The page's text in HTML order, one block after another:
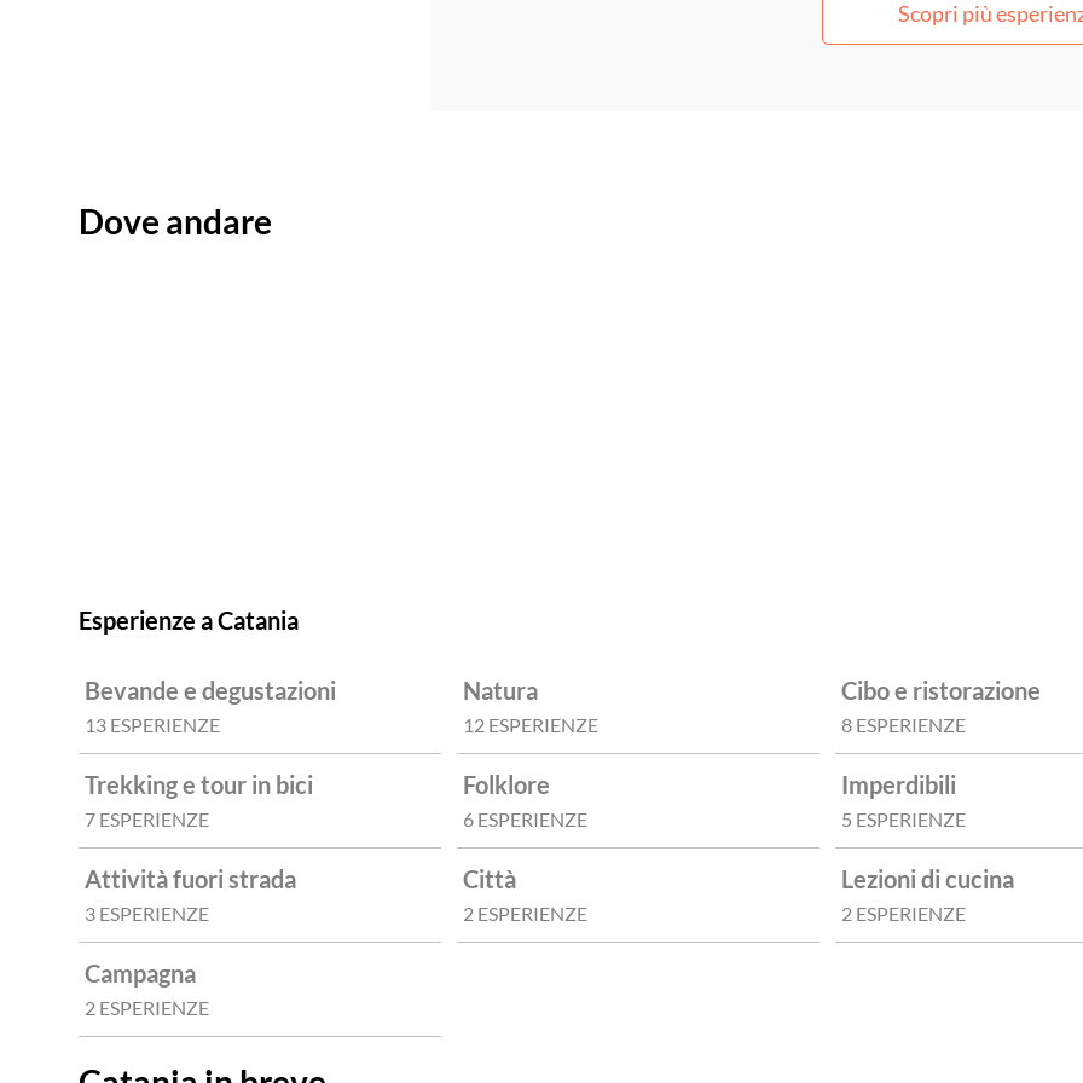
Scopri più
Dove andare
Esperienze a Catania
Bevande e degustazioni
13 ESPERIENZE
Natura
12 ESPERIENZE
Cibo e ristorazione
8 ESPERIENZE
Trekking e tour in bici
7 ESPERIENZE
Folklore
6 ESPERIENZE
Imperdibili
5 ESPERIENZE
Attività fuori strada
3 ESPERIENZE
Città
2 ESPERIENZE
Lezioni di cucina
2 ESPERIENZE
Campagna
2 ESPERIENZE